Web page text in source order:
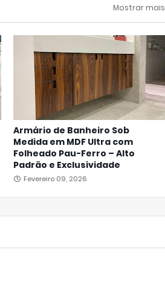
Mostrar mais
Armário de Banheiro Sob
Medida em MDF Ultra com
Folheado Pau-Ferro – Alto
Padrão e Exclusividade
Fevereiro 09, 2026